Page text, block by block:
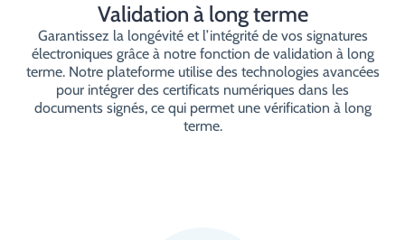
Validation à long terme
Garantissez la longévité et l’intégrité de vos signatures
électroniques grâce à notre fonction de validation à long
terme. Notre plateforme utilise des technologies avancées
pour intégrer des certificats numériques dans les
documents signés, ce qui permet une vérification à long
terme.